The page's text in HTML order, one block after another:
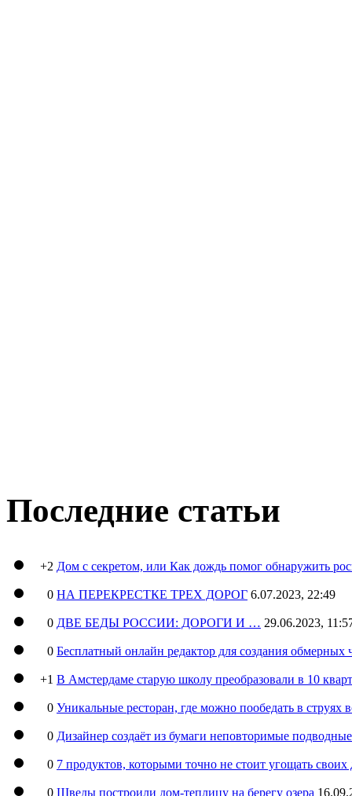
Последние статьи
+2 Дом с секретом, или Как дождь помог обнаружить
0 НА ПЕРЕКРЕСТКЕ ТРЕХ ДОРОГ 6.07.2023, 22:49
0 ДВЕ БЕДЫ РОССИИ: ДОРОГИ И … 29.06.2023,
0 Бесплатный онлайн редактор для создания обмерных
+1 В Амстердаме старую школу преобразовали в 10
0 Уникальные ресторан, где можно пообедать в струях
0 Дизайнер создаёт из бумаги неповторимые
0 7 продуктов, которыми точно не стоит угощать
0 Шведы построили дом-теплицу на берегу озера